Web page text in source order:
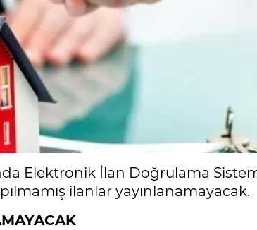
Elektronik İlan Doğrulama
ilanlar yayınlanamayacak.